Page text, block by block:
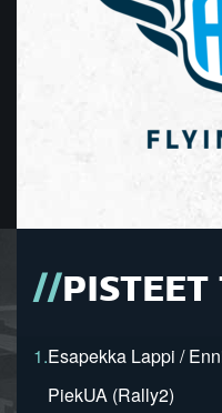
1.Esapekka Lappi /
PiekUA (Rally2)